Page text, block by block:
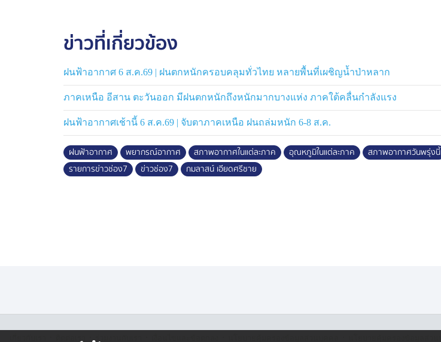
ข่าวที่เกี่ยวข้อง
ฝนฟ้าอากาศ 6 ส.ค.69 | ฝนตกหนักครอบคลุมทั่วไทย หลายพื้นที่เผชิญน้ำป่าหลาก
ภาคเหนือ อีสาน ตะวันออก มีฝนตกหนักถึงหนักมากบางแห่ง ภาคใต้คลื่นกำลังแรง
ฝนฟ้าอากาศเช้านี้ 6 ส.ค.69 | จับตาภาคเหนือ ฝนถล่มหนัก 6-8 ส.ค.
ฝนฟ้าอากาศ พยากรณ์อากาศ สภาพอากาศในแต่ละภาค อุณหภูมิในแต่ละภาค สภาพอากาศวันพรุ่งนี้
รายการข่าวช่อง7
ข่าวช่อง7 กมลาสน์ เอียดศรีชาย